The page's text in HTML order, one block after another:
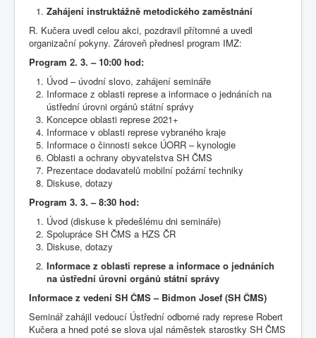
Zahájení instruktážně metodického zaměstnání
R. Kučera uvedl celou akci, pozdravil přítomné a uvedl
organizační pokyny. Zároveň přednesl program IMZ:
Program 2. 3. – 10:00 hod:
Úvod – úvodní slovo, zahájení semináře
Informace z oblasti represe a informace o jednáních na
ústřední úrovni orgánů státní správy
Koncepce oblasti represe 2021+
Informace v oblasti represe vybraného kraje
Informace o činnosti sekce ÚORR – kynologie
Oblasti a ochrany obyvatelstva SH ČMS
Prezentace dodavatelů mobilní požární techniky
Diskuse, dotazy
Program 3. 3. – 8:30 hod:
Úvod (diskuse k předešlému dni semináře)
Spolupráce SH ČMS a HZS ČR
Diskuse, dotazy
Informace z oblasti represe a informace o jednáních
na ústřední úrovni orgánů státní správy
Informace z vedení SH ČMS – Bidmon Josef (SH ČMS)
Seminář zahájil vedoucí Ústřední odborné rady represe Robert
Kučera a hned poté se slova ujal náměstek starostky SH ČMS